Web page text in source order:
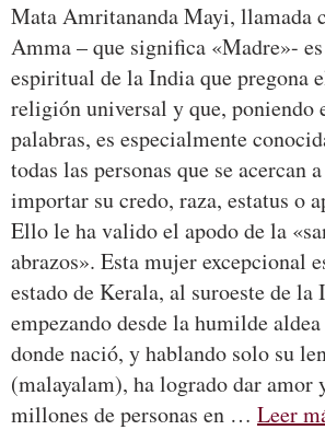
Mata Amritananda Mayi, llamada
Amma – que significa «Madre»-
espiritual de la India que pregona
religión universal y que, poniendo
palabras, es especialmente
todas las personas que se acercan
importar su credo, raza, estatus o
Ello le ha valido el apodo de la
abrazos». Esta mujer excepcional
estado de Kerala, al suroeste de la
empezando desde la humilde aldea
donde nació, y hablando solo su
(malayalam), ha logrado dar amor
millones de personas en … Leer